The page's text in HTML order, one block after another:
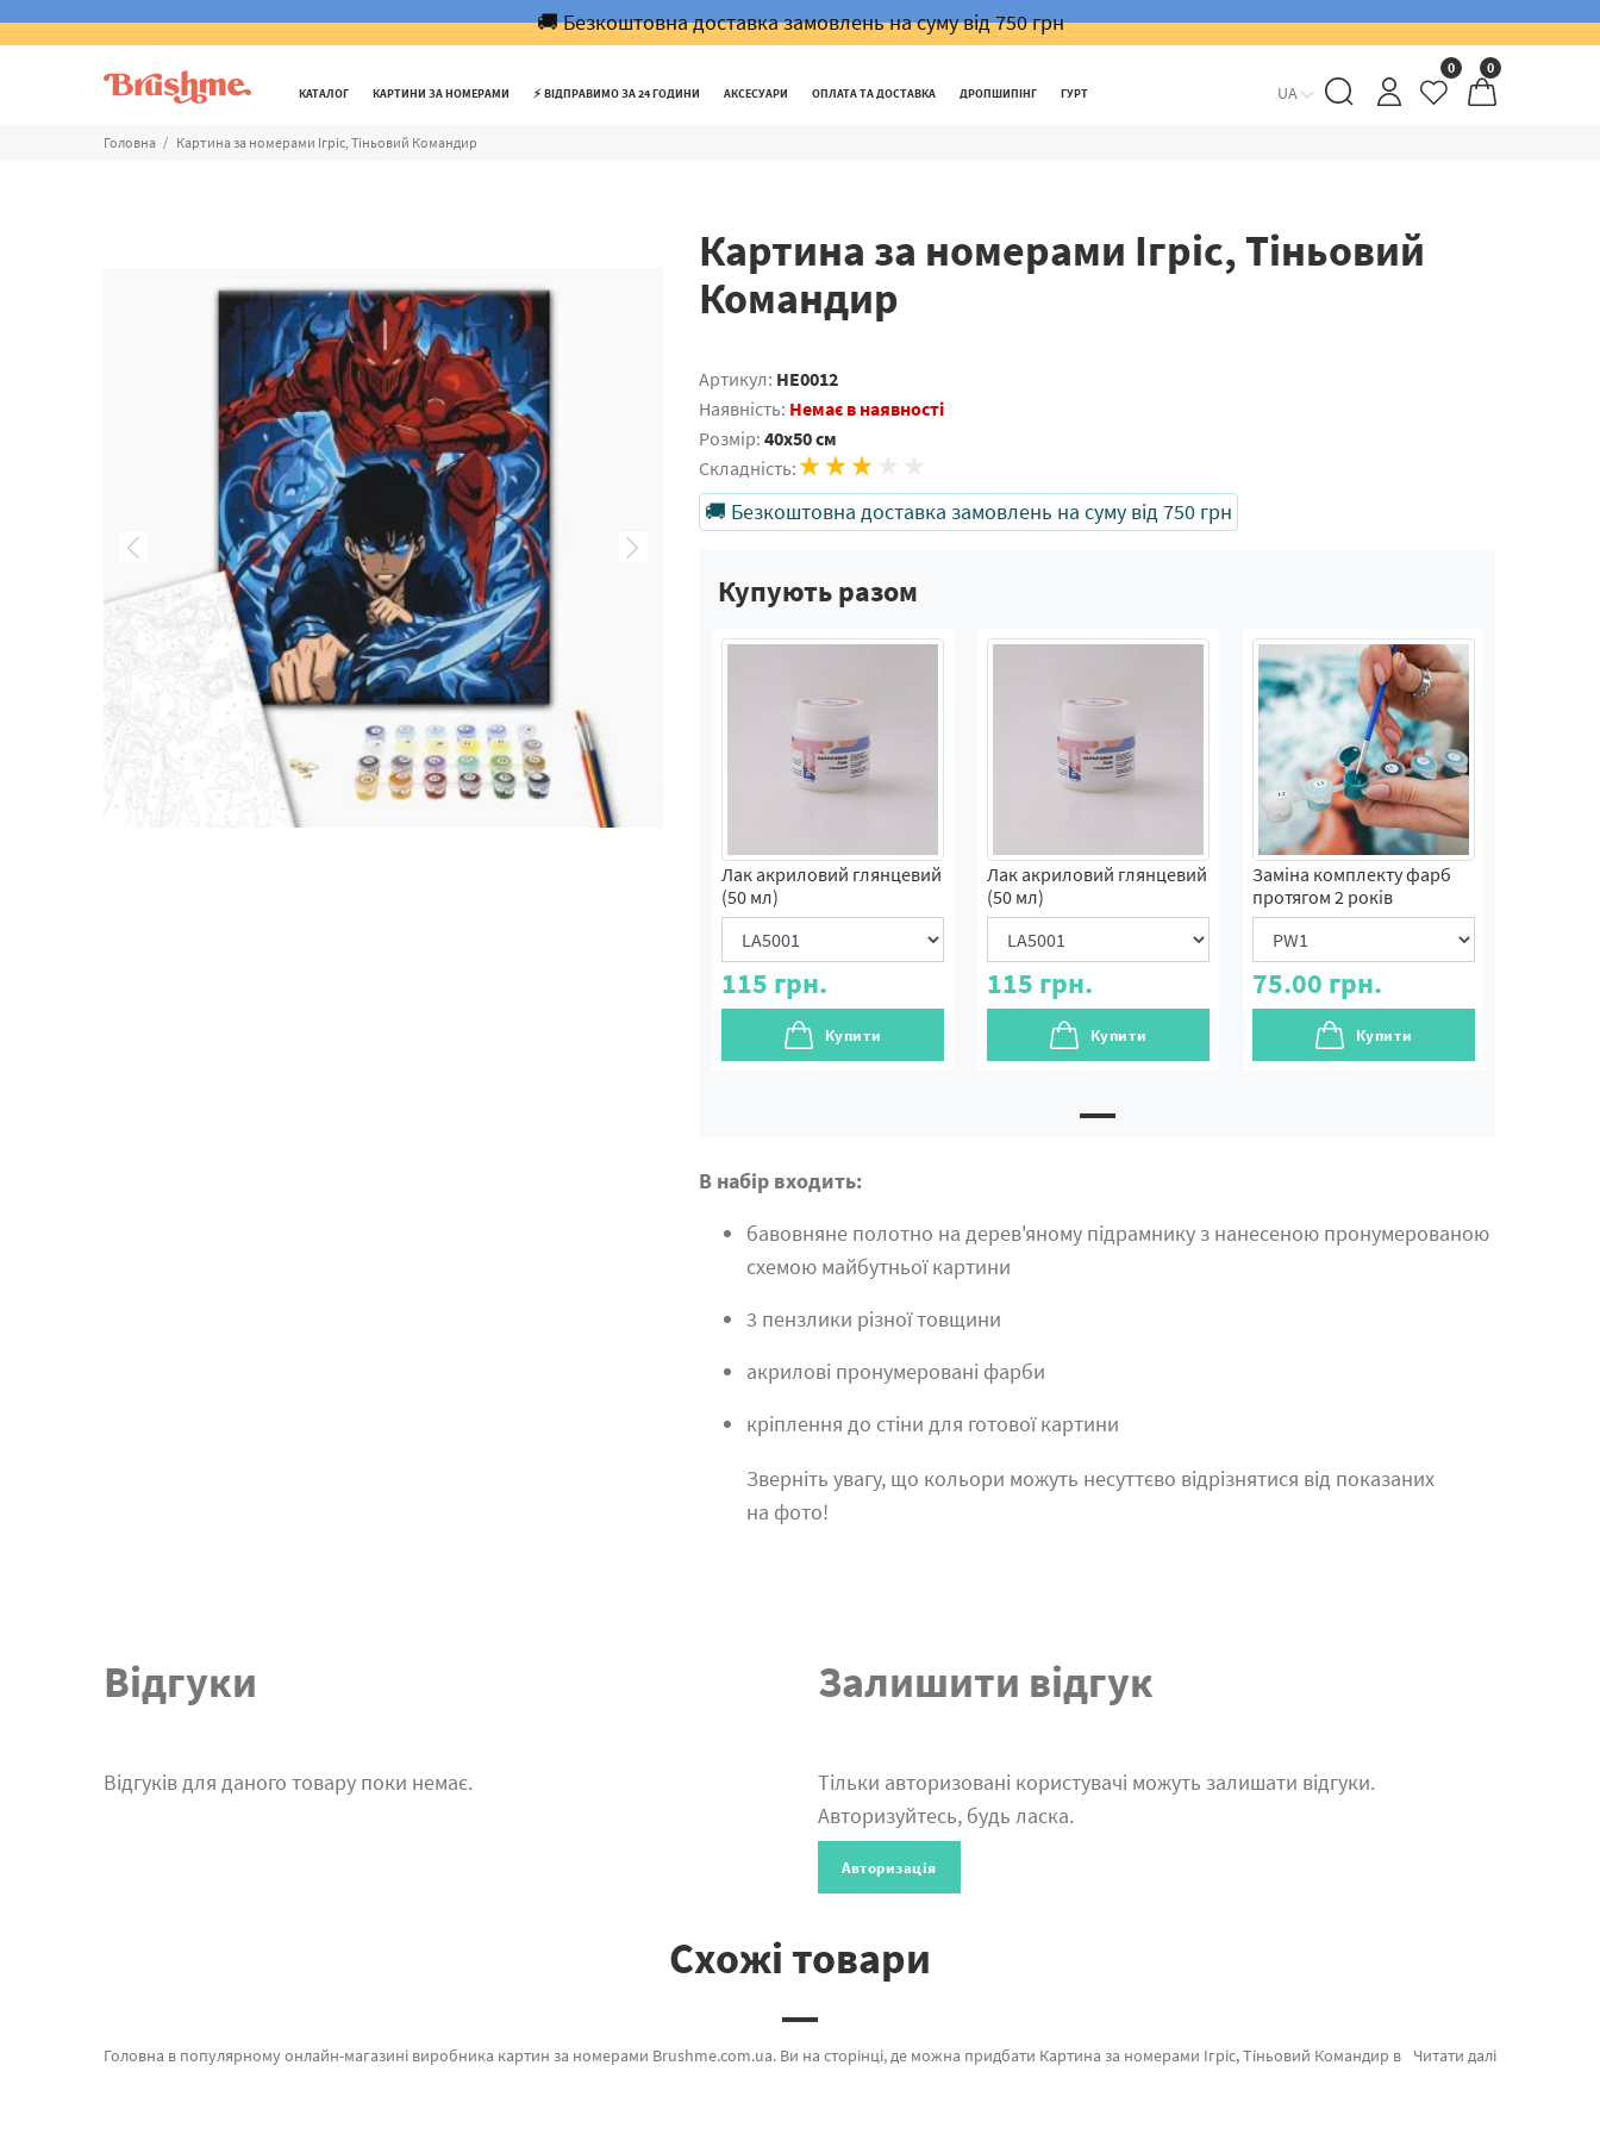
🚚 Безкоштовна доставка замовлень на суму від 750 грн
КАТАЛОГ КАРТИНИ ЗА НОМЕРАМИ ⚡️ ВІДПРАВИМО ЗА 24 ГОДИНИ АКСЕСУАРИ ОПЛАТА ТА ДОСТАВКА ДРОПШИПІНГ ГУРТ UA
0 0
Головна Картина за номерами Ігріс, Тіньовий Командир
Картина за номерами Ігріс, Тіньовий
Командир
Артикул: HE0012
Наявність: Немає в наявності
Розмір: 40x50 см
Складність:
🚚 Безкоштовна доставка замовлень на суму від 750 грн
Купують разом
Лак акриловий глянцевий
(50 мл)
115 грн.
Купити
Лак акриловий глянцевий
(50 мл)
115 грн.
Купити
Заміна комплекту фарб
протягом 2 років
75.00 грн.
Купити
В набір входить:
бавовняне полотно на дерев'яному підрамнику з нанесеною пронумерованою
схемою майбутньої картини
3 пензлики різної товщини
акрилові пронумеровані фарби
кріплення до стіни для готової картини
Зверніть увагу, що кольори можуть несуттєво відрізнятися від показаних
на фото!
Відгуки
Відгуків для даного товару поки немає.
Залишити відгук
Тільки авторизовані користувачі можуть залишати відгуки.
Авторизуйтесь, будь ласка.
Авторизація
Схожі товари
Читати далі
Головна в популярному онлайн-магазині виробника картин за номерами Brushme.com.ua. Ви на сторінці, де можна придбати Картина за номерами Ігріс, Тіньовий Командир від провідного бренду Brushme який славиться оригінальністю. Весь асортимент розділу «» допоможе захоплююче провести час. Затока водоспаду, Під захистом ангела и Захід вдома а также широкий вибір позицій за прийнятними цінами. Оформлюючи замовлення Лісовий пейзаж або картина за номерами сакура, термінове відправлення в Бердянськ або будь-яку область України. Риби та\або картини за номерами з морем, оформляйте замовлення прямо зараз!